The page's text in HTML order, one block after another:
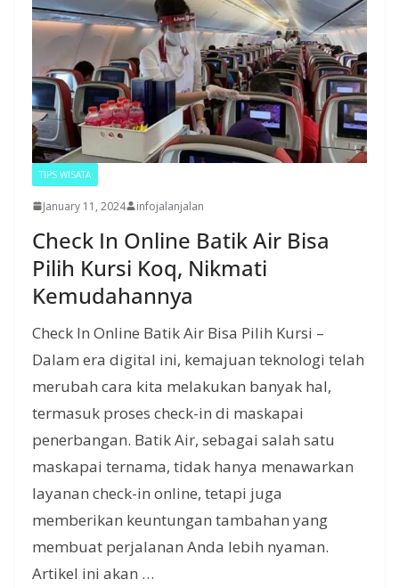
TIPS WISATA
January 11, 2024 infojalanjalan
Check In Online Batik Air Bisa
Pilih Kursi Koq, Nikmati
Kemudahannya
Check In Online Batik Air Bisa Pilih Kursi –
Dalam era digital ini, kemajuan teknologi telah
merubah cara kita melakukan banyak hal,
termasuk proses check-in di maskapai
penerbangan. Batik Air, sebagai salah satu
maskapai ternama, tidak hanya menawarkan
layanan check-in online, tetapi juga
memberikan keuntungan tambahan yang
membuat perjalanan Anda lebih nyaman.
Artikel ini akan …